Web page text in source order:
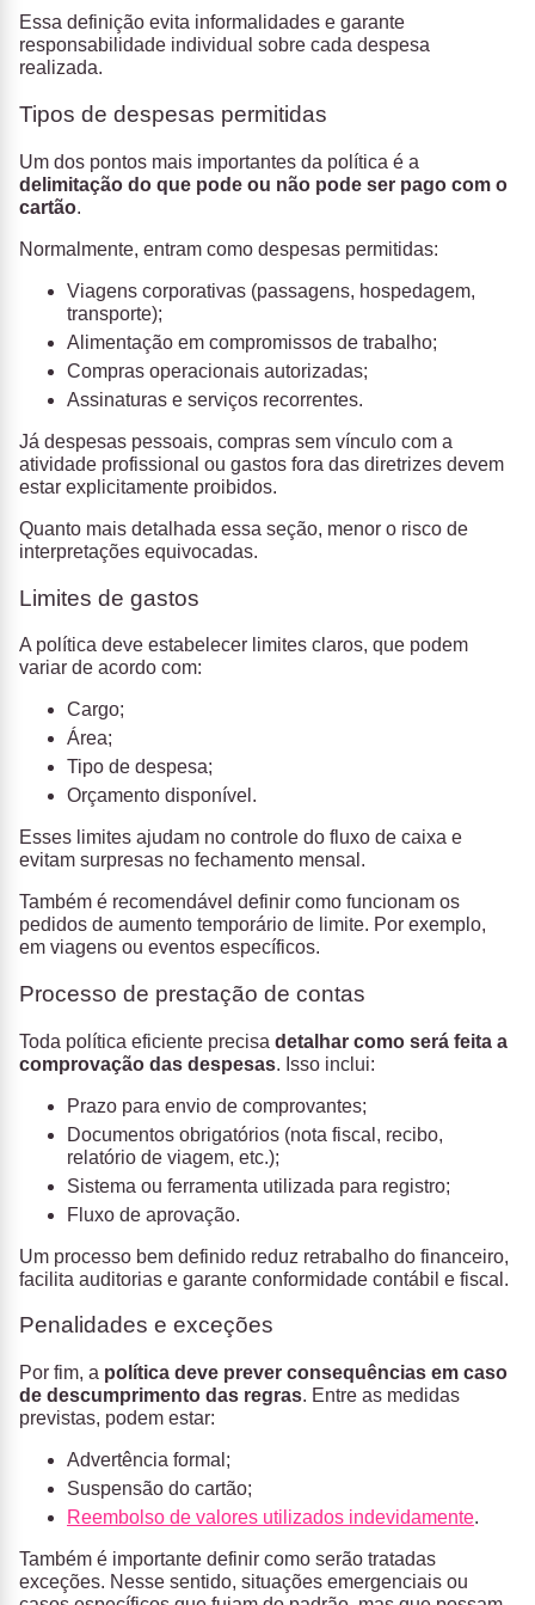
Essa definição evita informalidades e garante
responsabilidade individual sobre cada despesa
realizada.
Tipos de despesas permitidas
Um dos pontos mais importantes da política é a
delimitação do que pode ou não pode ser pago com o
cartão.
Normalmente, entram como despesas permitidas:
Viagens corporativas (passagens, hospedagem,
transporte);
Alimentação em compromissos de trabalho;
Compras operacionais autorizadas;
Assinaturas e serviços recorrentes.
Já despesas pessoais, compras sem vínculo com a
atividade profissional ou gastos fora das diretrizes devem
estar explicitamente proibidos.
Quanto mais detalhada essa seção, menor o risco de
interpretações equivocadas.
Limites de gastos
A política deve estabelecer limites claros, que podem
variar de acordo com:
Cargo;
Área;
Tipo de despesa;
Orçamento disponível.
Esses limites ajudam no controle do fluxo de caixa e
evitam surpresas no fechamento mensal.
Também é recomendável definir como funcionam os
pedidos de aumento temporário de limite. Por exemplo,
em viagens ou eventos específicos.
Processo de prestação de contas
Toda política eficiente precisa detalhar como será feita a
comprovação das despesas. Isso inclui:
Prazo para envio de comprovantes;
Documentos obrigatórios (nota fiscal, recibo,
relatório de viagem, etc.);
Sistema ou ferramenta utilizada para registro;
Fluxo de aprovação.
Um processo bem definido reduz retrabalho do financeiro,
facilita auditorias e garante conformidade contábil e fiscal.
Penalidades e exceções
Por fim, a política deve prever consequências em caso
de descumprimento das regras. Entre as medidas
previstas, podem estar:
Advertência formal;
Suspensão do cartão;
Reembolso de valores utilizados indevidamente.
Também é importante definir como serão tratadas
exceções. Nesse sentido, situações emergenciais ou